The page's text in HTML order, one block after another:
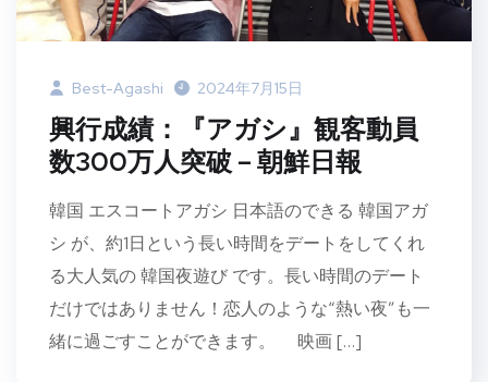
Best-Agashi 2024年7月15日
興行成績：『アガシ』観客動員
数300万人突破 – 朝鮮日報
韓国 エスコートアガシ 日本語のできる 韓国アガ
シ が、約1日という長い時間をデートをしてくれ
る大人気の 韓国夜遊び です。長い時間のデート
だけではありません！恋人のような“熱い夜”も一
緒に過ごすことができます。 映画 […]